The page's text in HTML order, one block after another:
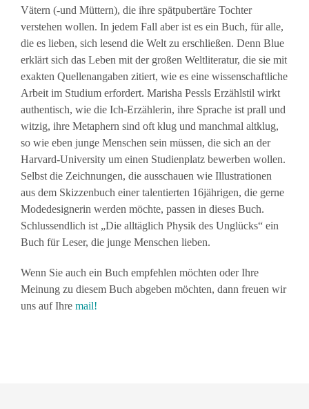
Vätern (-und Müttern), die ihre spätpubertäre Tochter
verstehen wollen. In jedem Fall aber ist es ein Buch, für alle,
die es lieben, sich lesend die Welt zu erschließen. Denn Blue
erklärt sich das Leben mit der großen Weltliteratur, die sie mit
exakten Quellenangaben zitiert, wie es eine wissenschaftliche
Arbeit im Studium erfordert. Marisha Pessls Erzählstil wirkt
authentisch, wie die Ich-Erzählerin, ihre Sprache ist prall und
witzig, ihre Metaphern sind oft klug und manchmal altklug,
so wie eben junge Menschen sein müssen, die sich an der
Harvard-University um einen Studienplatz bewerben wollen.
Selbst die Zeichnungen, die ausschauen wie Illustrationen
aus dem Skizzenbuch einer talentierten 16jährigen, die gerne
Modedesignerin werden möchte, passen in dieses Buch.
Schlussendlich ist „Die alltäglich Physik des Unglücks“ ein
Buch für Leser, die junge Menschen lieben.
Wenn Sie auch ein Buch empfehlen möchten oder Ihre
Meinung zu diesem Buch abgeben möchten, dann freuen wir
uns auf Ihre mail!